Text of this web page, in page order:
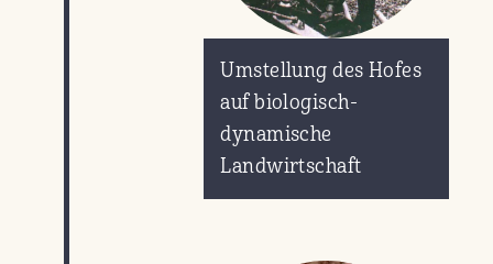
Umstellung des Hofes
auf biologisch-
dynamische
Landwirtschaft